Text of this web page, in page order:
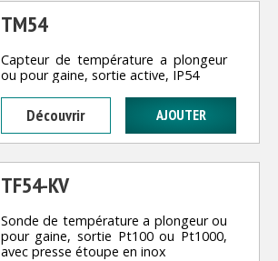
TM54
Capteur de température a plongeur
ou pour gaine, sortie active, IP54
Découvrir
TF54-KV
Sonde de température a plongeur ou
pour gaine, sortie Pt100 ou Pt1000,
avec presse étoupe en inox